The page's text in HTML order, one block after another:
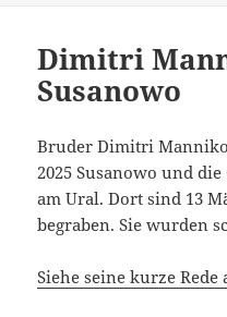
Dimitri
Susanowo
Bruder Dimitri
2025 Susanowo und
am Ural. Dort sind 13
begraben. Sie wurden
Siehe seine kurze